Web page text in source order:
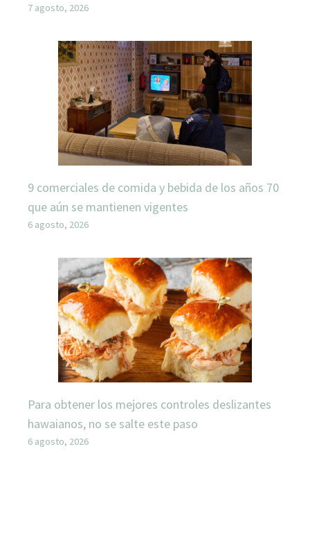
7 agosto, 2026
9 comerciales de comida y bebida de los años 70
que aún se mantienen vigentes
6 agosto, 2026
Para obtener los mejores controles deslizantes
hawaianos, no se salte este paso
6 agosto, 2026